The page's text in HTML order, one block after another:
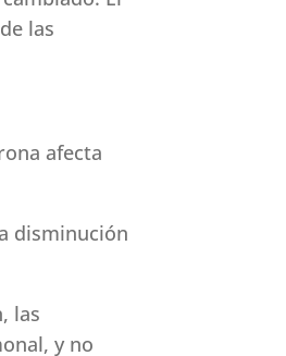
las
afecta
disminución
las
y no